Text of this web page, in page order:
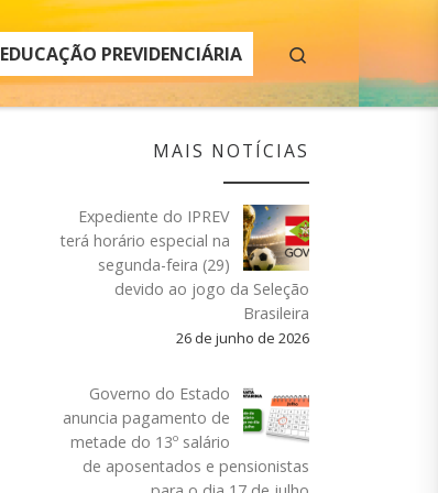
EDUCAÇÃO PREVIDENCIÁRIA
MAIS NOTÍCIAS
Expediente do IPREV
terá horário especial na
segunda-feira (29)
devido ao jogo da Seleção
Brasileira
26 de junho de 2026
Governo do Estado
anuncia pagamento de
metade do 13º salário
de aposentados e pensionistas